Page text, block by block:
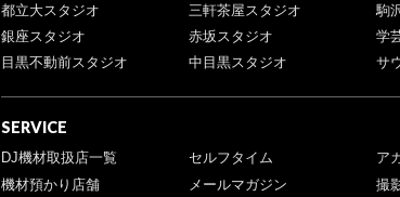
都立大スタジオ
三軒茶屋スタジオ
駒
銀座スタジオ
赤坂スタジオ
学
目黒不動前スタジオ
中目黒スタジオ サ
SERVICE
DJ機材取扱店一覧 セルフタイム
ア
機材預かり店舗
メールマガジン 撮